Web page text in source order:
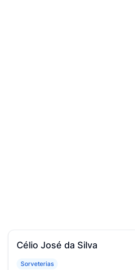
Célio José da Silva
Sorveterias